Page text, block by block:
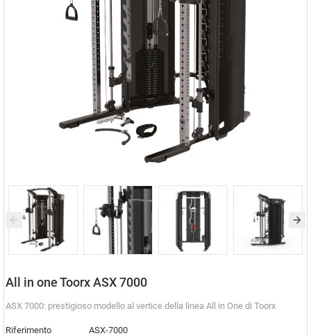
All in one Toorx ASX 7000
ASX 7000: prestigioso modello al vertice della linea All in One di Toorx
Riferimento
ASX-7000